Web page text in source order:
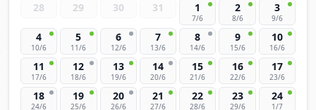
28 29 30 31 1
7/6
2
8/6
3
9/6
4
10/6
5
11/6
6
12/6
7
13/6
8
14/6
9
15/6
10
16/6
11
17/6
12
18/6
13
19/6
14
20/6
15
21/6
16
22/6
17
23/6
18
24/6
19
25/6
20
26/6
21
27/6
22
28/6
23
29/6
24
1/7